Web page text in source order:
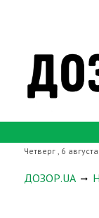
Четверг , 6
ДОЗОР.UA